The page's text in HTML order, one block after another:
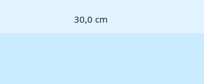
30,0 cm